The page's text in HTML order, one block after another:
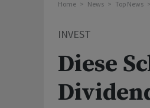
Home News Top News
INVEST
Diese